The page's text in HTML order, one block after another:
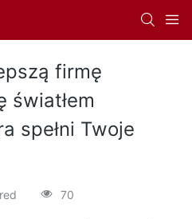
firmę
światłem
spełni Twoje
70